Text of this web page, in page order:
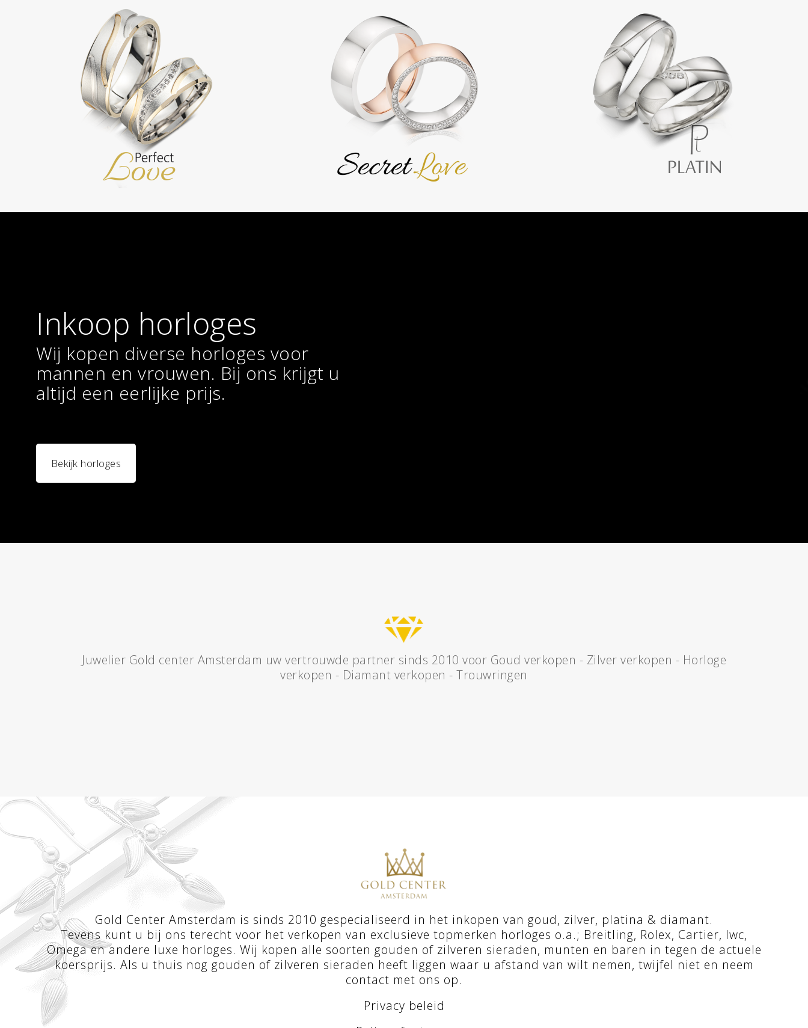
Inkoop horloges
Wij kopen diverse horloges voor
mannen en vrouwen. Bij ons krijgt u
altijd een eerlijke prijs.
Bekijk horloges
Juwelier Gold center Amsterdam uw vertrouwde partner sinds 2010 voor Goud verkopen - Zilver verkopen - Horloge
verkopen - Diamant verkopen -Trouwringen
Gold Center Amsterdam is sinds 2010 gespecialiseerd in het inkopen van goud, zilver, platina & diamant.
Tevens kunt u bij ons terecht voor het verkopen van exclusieve topmerken horloges o.a.; Breitling, Rolex, Cartier, Iwc,
Omega en andere luxe horloges. Wij kopen alle soorten gouden of zilveren sieraden, munten en baren in tegen de actuele
koersprijs. Als u thuis nog gouden of zilveren sieraden heeft liggen waar u afstand van wilt nemen, twijfel niet en neem
contact met ons op.
Privacy beleid